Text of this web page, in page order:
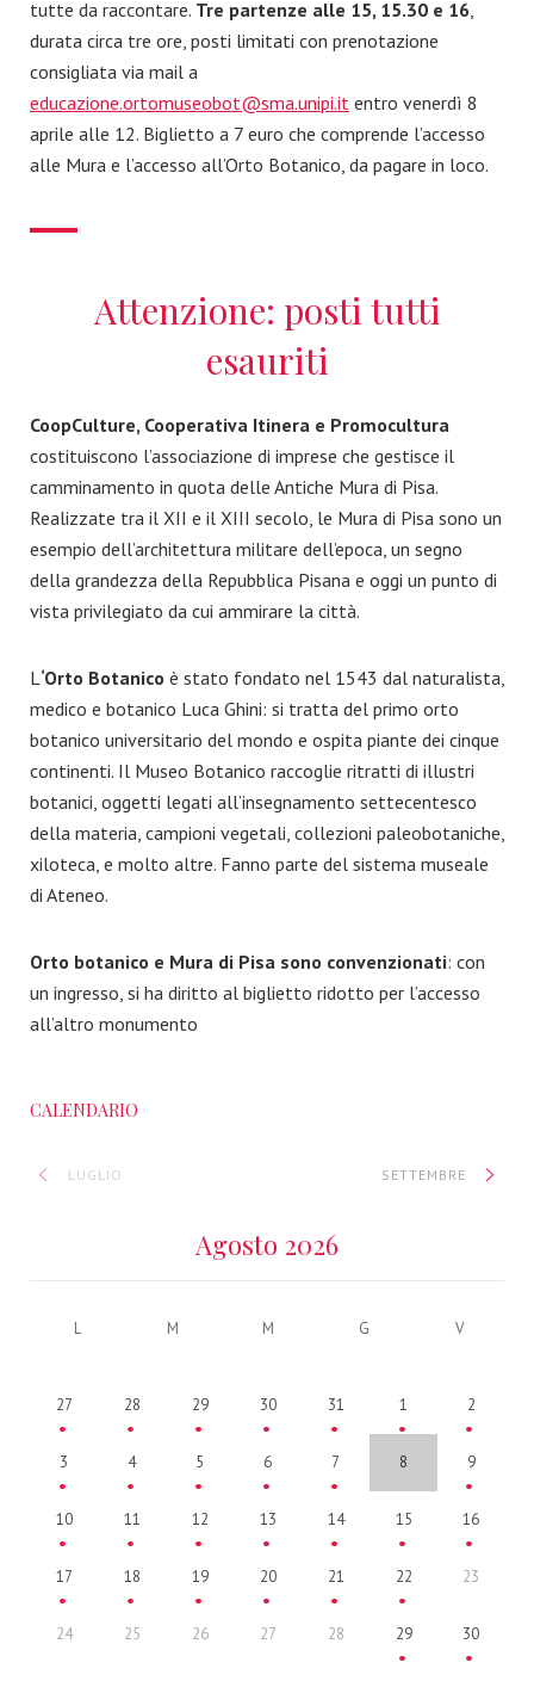
tutte da raccontare. Tre partenze alle 15, 15.30 e 16,
durata circa tre ore, posti limitati con prenotazione
consigliata via mail a
educazione.ortomuseobot@sma.unipi.it entro venerdì 8
aprile alle 12. Biglietto a 7 euro che comprende l’accesso
alle Mura e l’accesso all’Orto Botanico, da pagare in loco.
Attenzione: posti tutti
esauriti
CoopCulture, Cooperativa Itinera e Promocultura
costituiscono l’associazione di imprese che gestisce il
camminamento in quota delle Antiche Mura di Pisa.
Realizzate tra il XII e il XIII secolo, le Mura di Pisa sono un
esempio dell’architettura militare dell’epoca, un segno
della grandezza della Repubblica Pisana e oggi un punto di
vista privilegiato da cui ammirare la città.
L‘Orto Botanico è stato fondato nel 1543 dal naturalista,
medico e botanico Luca Ghini: si tratta del primo orto
botanico universitario del mondo e ospita piante dei cinque
continenti. Il Museo Botanico raccoglie ritratti di illustri
botanici, oggetti legati all’insegnamento settecentesco
della materia, campioni vegetali, collezioni paleobotaniche,
xiloteca, e molto altre. Fanno parte del sistema museale
di Ateneo.
Orto botanico e Mura di Pisa sono convenzionati: con
un ingresso, si ha diritto al biglietto ridotto per l’accesso
all’altro monumento
CALENDARIO
LUGLIO
Agosto 2026
SETTEMBRE
L M M G V
27 28 29 30 31 1 2
3 4 5 6 7 8 9
10 11 12 13 14 15 16
17 18 19 20 21 22 23
24 25 26 27 28 29 30